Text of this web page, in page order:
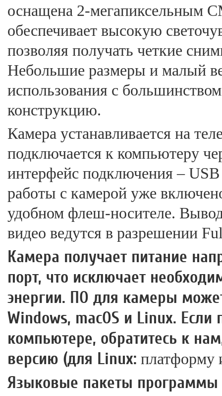
оснащена 2-мегапиксельным
обеспечивает высокую
позволяя получать четкие
Небольшие размеры и малый
использования с
конструкцию.
Камера устанавливается на
подключается к компьютеру
интерфейс подключения –
работы с камерой уже
удобном флеш-носителе.
видео ведутся в разрешении
Камера получает питание
порт, что исключает
энергии. ПО для камеры
Windows, macOS и Linux.
компьютере, обратитесь к
версию (для Linux: платформу
Языковые пакеты программы